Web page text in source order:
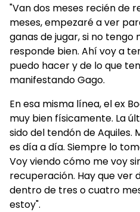
"Van dos meses recién de
meses, empezaré a ver
ganas de jugar, si no tengo
responde bien. Ahí voy a
puedo hacer y de lo que
manifestando Gago.
En esa misma línea, el ex
muy bien físicamente. La
sido del tendón de Aquiles.
es día a día. Siempre lo
Voy viendo cómo me voy
recuperación. Hay que ver
dentro de tres o cuatro
estoy".